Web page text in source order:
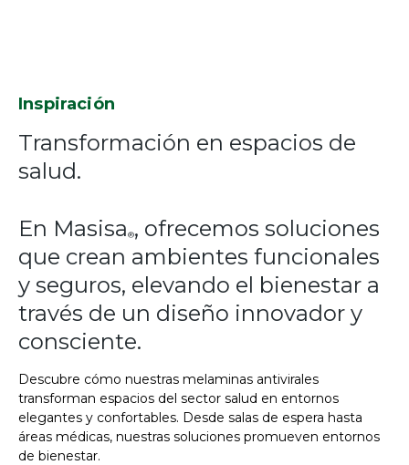
Inspiración
Transformación en espacios de
salud.
En Masisa®, ofrecemos soluciones
que crean ambientes funcionales
y seguros, elevando el bienestar a
través de un diseño innovador y
consciente.
Descubre cómo nuestras melaminas antivirales
transforman espacios del sector salud en entornos
elegantes y confortables. Desde salas de espera hasta
áreas médicas, nuestras soluciones promueven entornos
de bienestar.